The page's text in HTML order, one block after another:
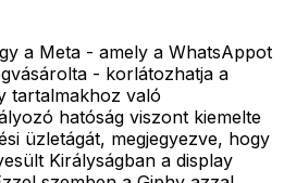
a Meta - amely a WhatsAppot
- korlátozhatja a
tartalmakhoz való
hatóság viszont kiemelte
üzletágát, megjegyezve, hogy
Királyságban a display